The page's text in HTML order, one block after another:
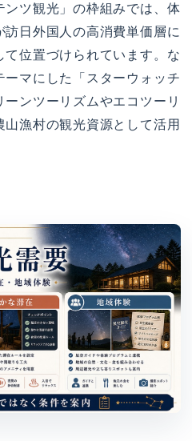
ツ観光」の枠組みでは、体
日外国人の高消費単価層に
位置づけられています。な
マにした「スターウォッチ
ンツーリズムやエコツーリ
漁村の観光資源として活用